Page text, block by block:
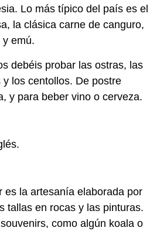
Lo más típico del país es el
la clásica carne de canguro,
emú.
debéis probar las ostras, las
los centollos. De postre
y para beber vino o cerveza.
es la artesanía elaborada por
tallas en rocas y las pinturas.
como algún koala o